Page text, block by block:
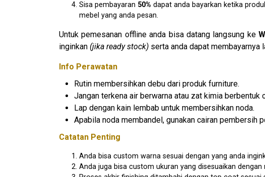
Sisa pembayaran 50% dapat anda bayarkan ketika
mebel yang anda pesan.
Untuk pemesanan offline anda bisa datang langsung ke
inginkan (jika ready stock) serta anda dapat membayarnya
Info Perawatan
Rutin membersihkan debu dari produk furniture.
Jangan terkena air berwarna atau zat kimia berbentuk
Lap dengan kain lembab untuk membersihkan noda.
Apabila noda membandel, gunakan cairan pembersih
Catatan Penting
Anda bisa custom warna sesuai dengan yang anda
Anda juga bisa custom ukuran yang disesuaikan dengan